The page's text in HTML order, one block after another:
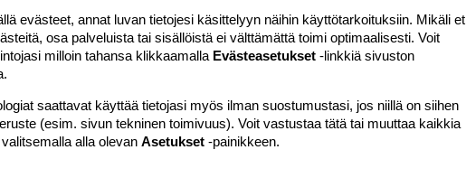
lista
sisennystä
sisennystä
oikealle
text
1
2
3
koodispoiler
line
Lähetä vastaus
evästeet, annat luvan tietojesi käsittelyyn näihin käyttötarkoituksiin. Mikäli et
osa palveluista tai sisällöistä ei välttämättä toimi optimaalisesti. Voit
milloin tahansa klikkaamalla Evästeasetukset -linkkiä sivuston
saattavat käyttää tietojasi myös ilman suostumustasi, jos niillä on siihen
(esim. sivun tekninen toimivuus). Voit vastustaa tätä tai muuttaa kaikkia
alla olevan Asetukset -painikkeen.